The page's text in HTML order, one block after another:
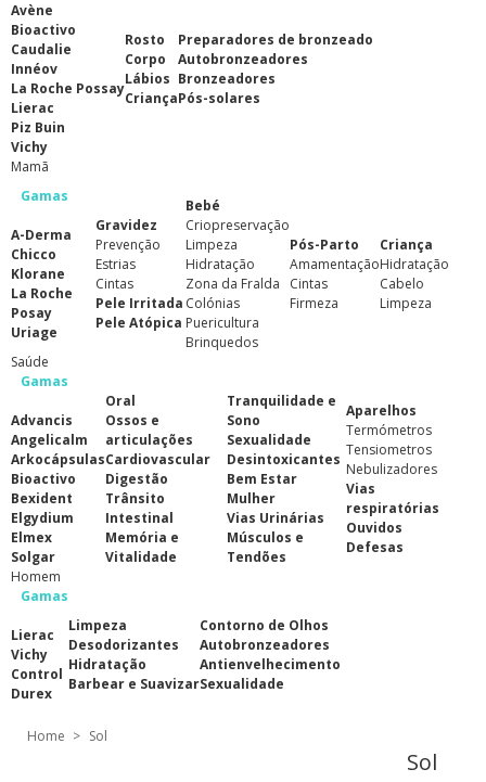
Avène
Bioactivo
Caudalie
Innéov
La Roche Possay
Lierac
Piz Buin
Vichy
Rosto
Corpo
Lábios
Criança
Preparadores de bronzeado
Autobronzeadores
Bronzeadores
Pós-solares
Mamã
Gamas
A-Derma
Chicco
Klorane
La Roche
Posay
Uriage
Gravidez
Prevenção
Estrias
Cintas
Pele Irritada
Pele Atópica
Bebé
Criopreservação
Limpeza
Hidratação
Zona da Fralda
Colónias
Puericultura
Brinquedos
Pós-Parto
Amamentação
Cintas
Firmeza
Criança
Hidratação
Cabelo
Limpeza
Saúde
Gamas
Advancis
Angelicalm
Arkocápsulas
Bioactivo
Bexident
Elgydium
Elmex
Solgar
Oral
Ossos e
articulações
Cardiovascular
Digestão
Trânsito
Intestinal
Memória e
Vitalidade
Tranquilidade e
Sono
Sexualidade
Desintoxicantes
Bem Estar
Mulher
Vias Urinárias
Músculos e
Tendões
Aparelhos
Termómetros
Tensiometros
Nebulizadores
Vias
respiratórias
Ouvidos
Defesas
Homem
Gamas
Lierac
Vichy
Control
Durex
Limpeza
Desodorizantes
Hidratação
Barbear e Suavizar
Contorno de Olhos
Autobronzeadores
Antienvelhecimento
Sexualidade
Home > Sol
Sol